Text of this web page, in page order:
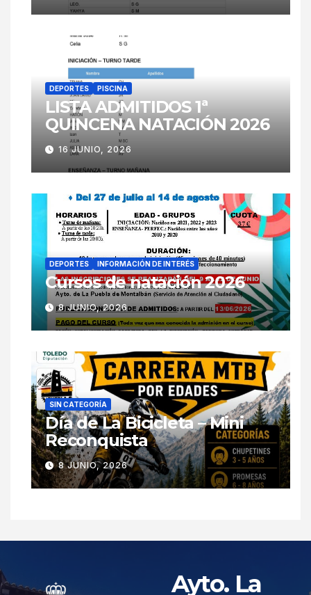
DEPORTES PISCINA
LISTA ADMITIDOS 1ª
QUINCENA NATACIÓN 2026
16 JUNIO, 2026
DEPORTES INFORMACIÓN DE INTERÉS
Cursos de natación 2026
8 JUNIO, 2026
SIN CATEGORÍA
Día de La Bicicleta – Mini
Reconquista
8 JUNIO, 2026
Ayto. La